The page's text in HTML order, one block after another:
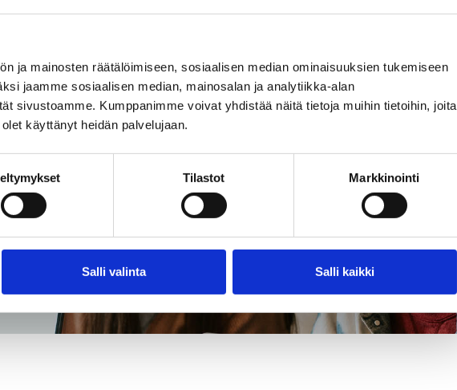
ja mainosten räätälöimiseen, sosiaalisen median ominaisuuksien tukemiseen
jaamme sosiaalisen median, mainosalan ja analytiikka-alan
sivustoamme. Kumppanimme voivat yhdistää näitä tietoja muihin tietoihin, joita
käyttänyt heidän palvelujaan.
Tilastot Markkinointi
Salli valinta Salli kaikki